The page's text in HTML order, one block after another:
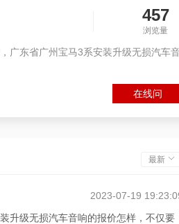
457
浏览量
广东省广州宝马3系安装升级无损汽车
在线问
最新
2023-07-19
升级无损汽车音响的报价怎样，不仅要